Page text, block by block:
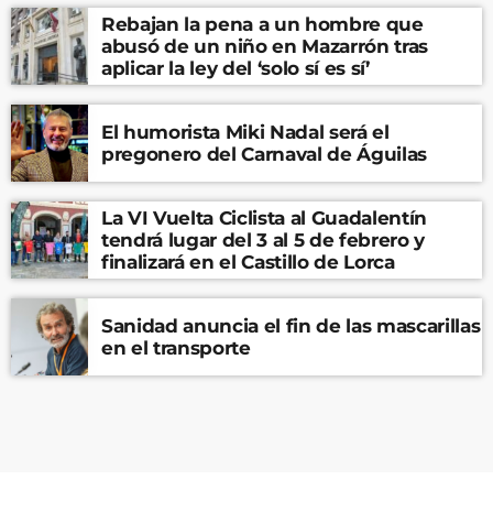
Rebajan la pena a un hombre que
abusó de un niño en Mazarrón tras
aplicar la ley del ‘solo sí es sí’
El humorista Miki Nadal será el
pregonero del Carnaval de Águilas
La VI Vuelta Ciclista al Guadalentín
tendrá lugar del 3 al 5 de febrero y
finalizará en el Castillo de Lorca
Sanidad anuncia el fin de las mascarillas
en el transporte